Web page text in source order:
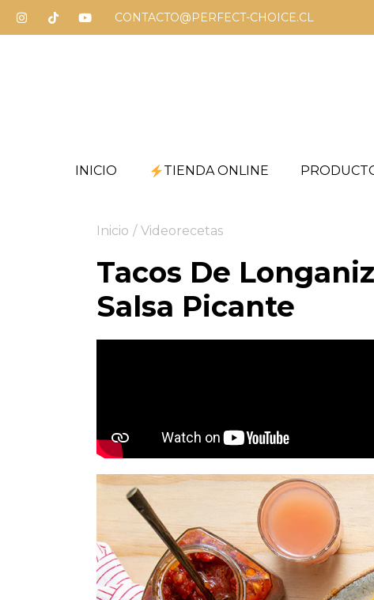
CONTACTO@PERFECT-CHOICE.CL
INICIO TIENDA ONLINE
Inicio / Videorecetas
Tacos De
Salsa Picante